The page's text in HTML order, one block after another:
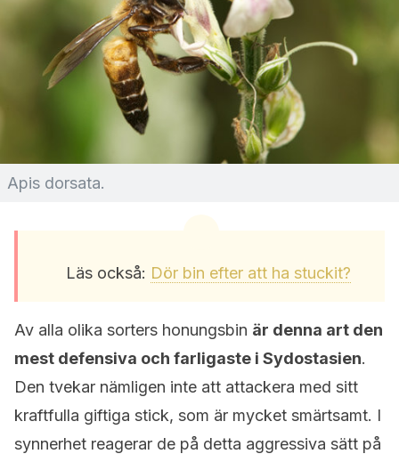
Apis dorsata.
Läs också: Dör bin efter att ha stuckit?
Av alla olika sorters honungsbin är denna art den
mest defensiva och farligaste i Sydostasien.
Den tvekar nämligen inte att attackera med sitt
kraftfulla giftiga stick, som är mycket smärtsamt. I
synnerhet reagerar de på detta aggressiva sätt på